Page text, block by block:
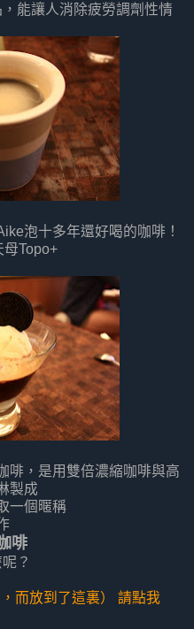
能讓人消除疲勞調劑性情
泡十多年還好喝的咖啡！
母Topo+
啡，是用雙倍濃縮咖啡與高
製成
一個暱稱
啡
？
而放到了這裏） 請點我